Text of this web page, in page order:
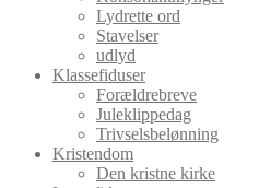
Lydrette ord
Stavelser
udlyd
Klassefiduser
Forældrebreve
Juleklippedag
Trivselsbelønning
Kristendom
Den kristne kirke